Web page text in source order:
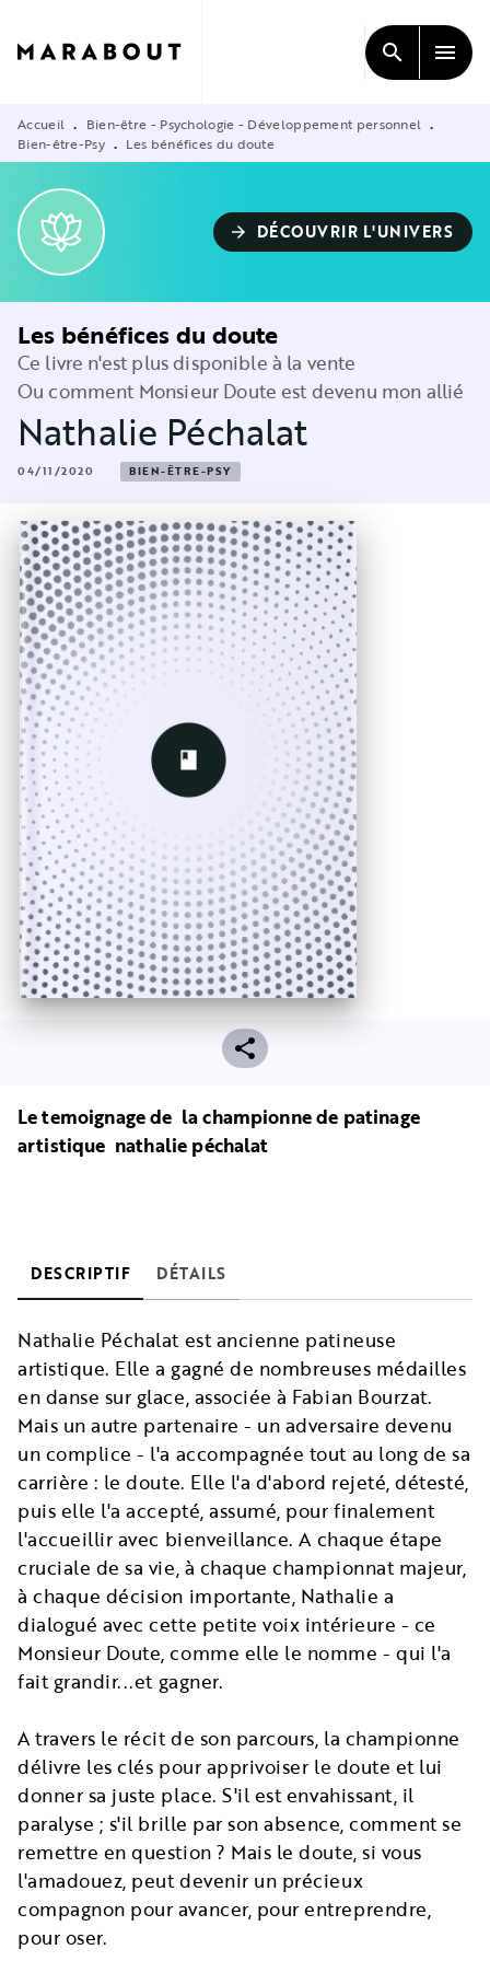
CONTENU
search menu
Accueil • Bien-être - Psychologie - Développement personnel •
Bien-être-Psy • Les bénéfices du doute
arrow_forward DÉCOUVRIR L'UNIVERS
Les bénéfices du doute
Ce livre n'est plus disponible à la vente
Ou comment Monsieur Doute est devenu mon allié
Nathalie Péchalat
04/11/2020 BIEN-ÊTRE-PSY
Le temoignage de la championne de patinage
artistique nathalie péchalat
DESCRIPTIF DÉTAILS
Nathalie Péchalat est ancienne patineuse
artistique. Elle a gagné de nombreuses médailles
en danse sur glace, associée à Fabian Bourzat.
Mais un autre partenaire - un adversaire devenu
un complice - l'a accompagnée tout au long de sa
carrière : le doute. Elle l'a d'abord rejeté, détesté,
puis elle l'a accepté, assumé, pour finalement
l'accueillir avec bienveillance. A chaque étape
cruciale de sa vie, à chaque championnat majeur,
à chaque décision importante, Nathalie a
dialogué avec cette petite voix intérieure - ce
Monsieur Doute, comme elle le nomme - qui l'a
fait grandir...et gagner.
A travers le récit de son parcours, la championne
délivre les clés pour apprivoiser le doute et lui
donner sa juste place. S'il est envahissant, il
paralyse ; s'il brille par son absence, comment se
remettre en question ? Mais le doute, si vous
l'amadouez, peut devenir un précieux
compagnon pour avancer, pour entreprendre,
pour oser.